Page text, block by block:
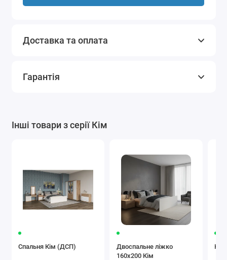
Доставка та оплата
Гарантія
Інші товари з серії Кім
Спальня Кім (ДСП)
Двоспальне ліжко
160x200 Кім